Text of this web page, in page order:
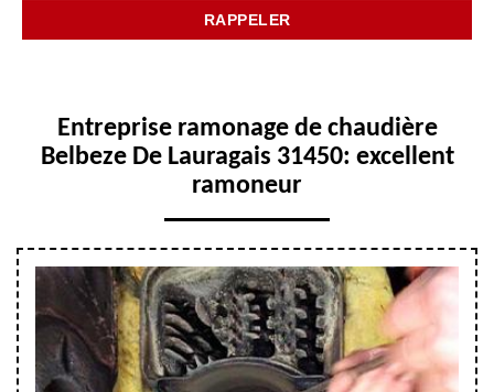
Entreprise ramonage de chaudière
Belbeze De Lauragais 31450: excellent
ramoneur